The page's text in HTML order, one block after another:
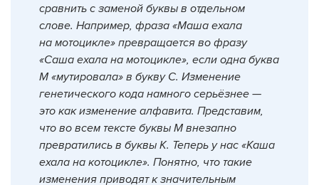
сравнить с заменой буквы в отдельном
слове. Например, фраза «Маша ехала
на мотоцикле» превращается во фразу
«Саша ехала на мотоцикле», если одна буква
М «мутировала» в букву С. Изменение
генетического кода намного серьёзнее —
это как изменение алфавита. Представим,
что во всем тексте буквы М внезапно
превратились в буквы К. Теперь у нас «Каша
ехала на котоцикле». Понятно, что такие
изменения приводят к значительным